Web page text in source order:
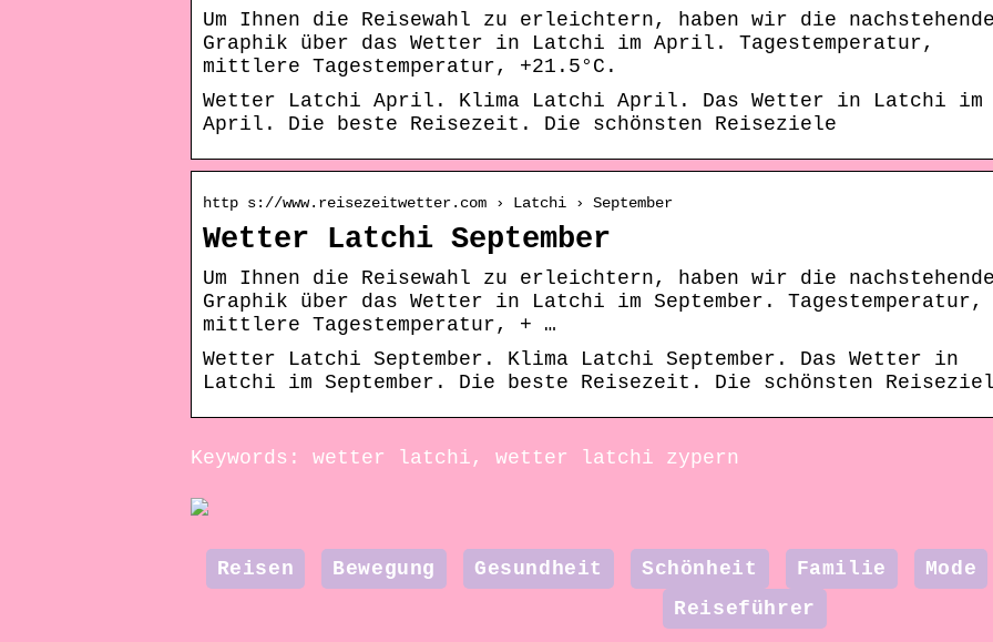
Um Ihnen die Reisewahl zu erleichtern, haben wir die nachstehende
Graphik über das Wetter in Latchi im April. Tagestemperatur,
mittlere Tagestemperatur, +21.5°C.
Wetter Latchi April. Klima Latchi April. Das Wetter in Latchi im
April. Die beste Reisezeit. Die schönsten Reiseziele
http s://www.reisezeitwetter.com › Latchi › September
Wetter Latchi September
Um Ihnen die Reisewahl zu erleichtern, haben wir die nachstehende
Graphik über das Wetter in Latchi im September. Tagestemperatur,
mittlere Tagestemperatur, + …
Wetter Latchi September. Klima Latchi September. Das Wetter in
Latchi im September. Die beste Reisezeit. Die schönsten
Keywords: wetter latchi, wetter latchi zypern
Reisen Bewegung Gesundheit Schönheit Familie Mode
Reiseführer